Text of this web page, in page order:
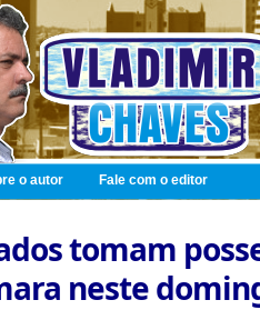
o autor Fale com o editor
tomam
neste